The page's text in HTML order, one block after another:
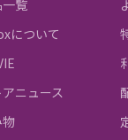
覧
について
ニュース